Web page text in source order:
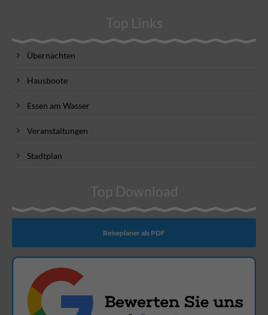
Top Links
Übernachten
Hausboote
Essen am Wasser
Veranstaltungen
Stadtplan
Top Download
Reiseplaner als PDF